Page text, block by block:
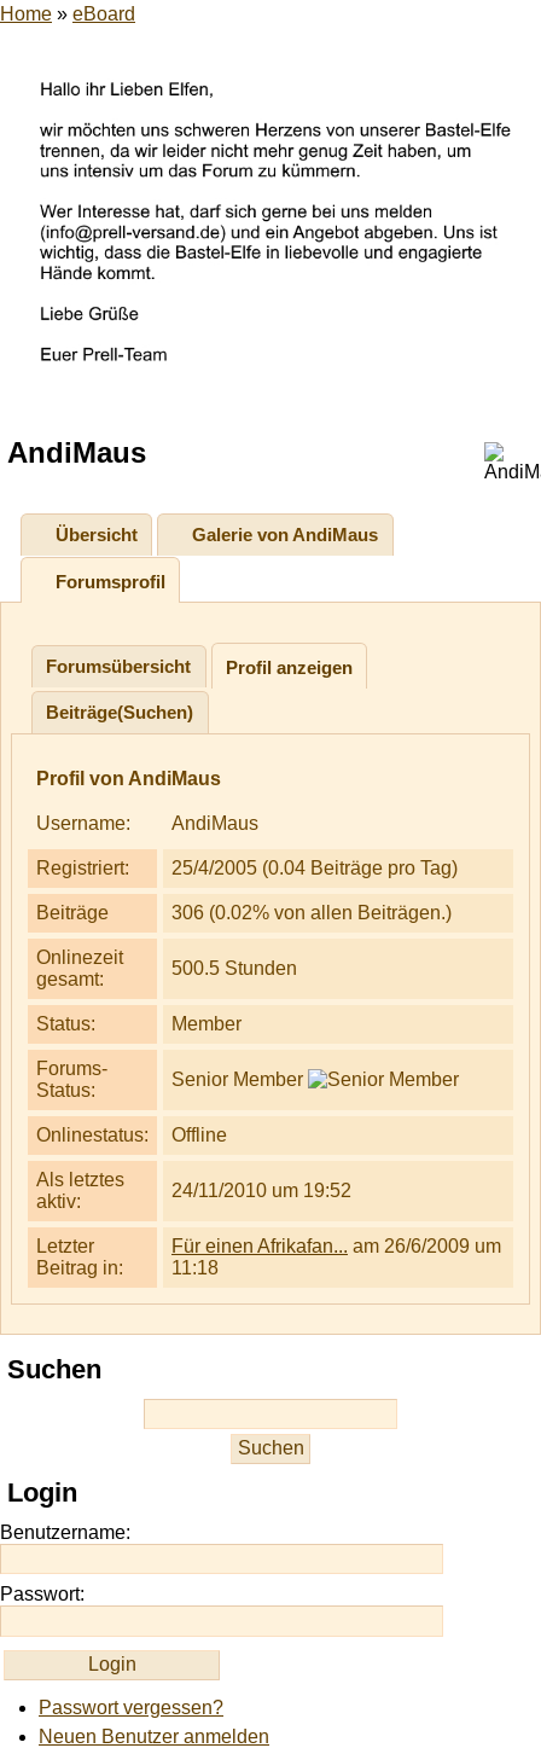
Home » eBoard
AndiMaus
Übersicht Galerie von AndiMaus
Forumsprofil
Forumsübersicht Profil anzeigen
Beiträge(Suchen)
Profil von AndiMaus
Username: AndiMaus
Registriert: 25/4/2005 (0.04 Beiträge pro Tag)
Beiträge 306 (0.02% von allen Beiträgen.)
Onlinezeit
gesamt:
500.5 Stunden
Status: Member
Forums-
Status:
Senior Member
Onlinestatus: Offline
Als letztes
aktiv:
24/11/2010 um 19:52
Letzter
Beitrag in:
Für einen Afrikafan... am 26/6/2009 um
11:18
Suchen
Login
Benutzername:
Passwort:
Passwort vergessen?
Neuen Benutzer anmelden